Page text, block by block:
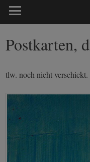
Postkarten,
tlw. noch nicht